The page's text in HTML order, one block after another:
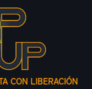
CON LIBERACIÓN